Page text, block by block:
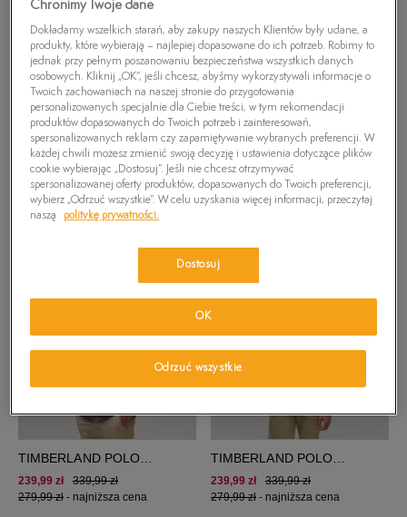
TIMBERLAND POLO PIQUE
SHORT SLEEVE
329,99 zł
229,99 zł
TIMBERLAND POLO PIQUE
SHORT SLEEVE
329,99 zł
229,99 zł
TIMBERLAND POLO
MILLERS RIVER PIQUE
POLO
339,99 zł
239,99 zł
279,99 zł - najniższa cena
TIMBERLAND POLO
MILLERS RIVER PIQUE
POLO
339,99 zł
239,99 zł
279,99 zł - najniższa cena
Chronimy Twoje dane
Dokładamy wszelkich starań, aby zakupy naszych Klientów były udane, a
produkty, które wybierają – najlepiej dopasowane do ich potrzeb. Robimy to
jednak przy pełnym poszanowaniu bezpieczeństwa wszystkich danych
osobowych. Kliknij „OK”, jeśli chcesz, abyśmy wykorzystywali informacje o
Twoich zachowaniach na naszej stronie do przygotowania
personalizowanych specjalnie dla Ciebie treści, w tym rekomendacji
produktów dopasowanych do Twoich potrzeb i zainteresowań,
spersonalizowanych reklam czy zapamiętywanie wybranych preferencji. W
każdej chwili możesz zmienić swoją decyzję i ustawienia dotyczące plików
cookie wybierając „Dostosuj”. Jeśli nie chcesz otrzymywać
spersonalizowanej oferty produktów, dopasowanych do Twoich preferencji,
wybierz „Odrzuć wszystkie”. W celu uzyskania więcej informacji, przeczytaj
naszą
politykę prywatności.
Dostosuj
Odrzuć wszystkie
OK